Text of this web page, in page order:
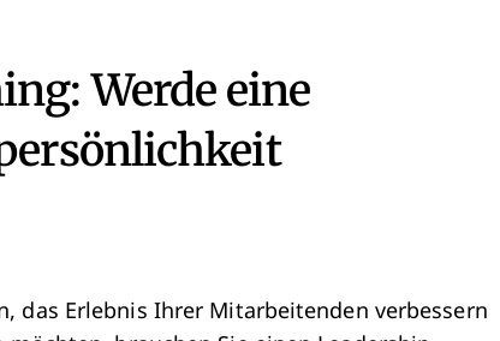
Werde eine
das Erlebnis Ihrer Mitarbeitenden verbessern